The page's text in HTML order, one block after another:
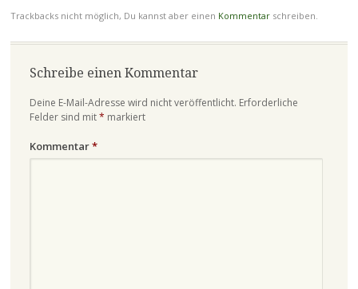
Trackbacks nicht möglich, Du kannst aber einen Kommentarschreiben.
Schreibe einen Kommentar
Deine E-Mail-Adresse wird nicht veröffentlicht. Erforderliche
Felder sind mit* markiert
Kommentar*